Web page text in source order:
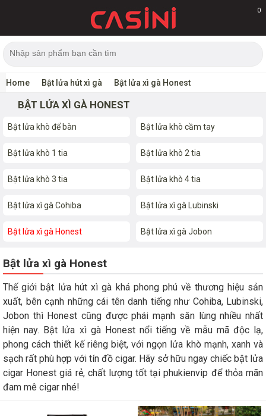
0
Home Bật lửa hút xì gà Bật lửa xì gà Honest
BẬT LỬA XÌ GÀ HONEST
Bật lửa khò để bàn Bật lửa khò cầm tay
Bật lửa khò 1 tia Bật lửa khò 2 tia
Bật lửa khò 3 tia Bật lửa khò 4 tia
Bật lửa xì gà Cohiba Bật lửa xì gà Lubinski
Bật lửa xì gà Honest Bật lửa xì gà Jobon
Bật lửa xì gà Honest
Thế giới bật lửa hút xì gà khá phong phú về thương hiệu sản
xuất, bên cạnh những cái tên danh tiếng như Cohiba, Lubinski,
Jobon thì Honest cũng được phái mạnh săn lùng nhiều nhất
hiện nay. Bật lửa xì gà Honest nổi tiếng về mẫu mã độc lạ,
phong cách thiết kế riêng biệt, với ngọn lửa khò mạnh, xanh và
sạch rất phù hợp với tín đồ cigar. Hãy sở hữu ngay chiếc bật lửa
cigar Honest giá rẻ, chất lượng tốt tại phukienvip để thỏa mãn
đam mê cigar nhé!